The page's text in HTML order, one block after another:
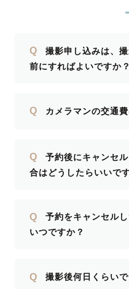
Q
撮影申し込みは、
前にすればよいですか？
Q カメラマンの交通
Q
予約後にキャンセ
合はどうしたらいいで
Q
予約をキャンセル
いつですか？
Q 撮影後何日くらい